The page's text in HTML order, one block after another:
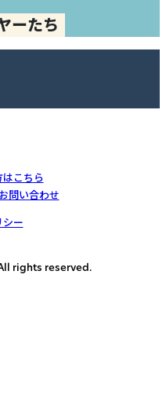
ーたち
こちら
問い合わせ
シー
rights reserved.